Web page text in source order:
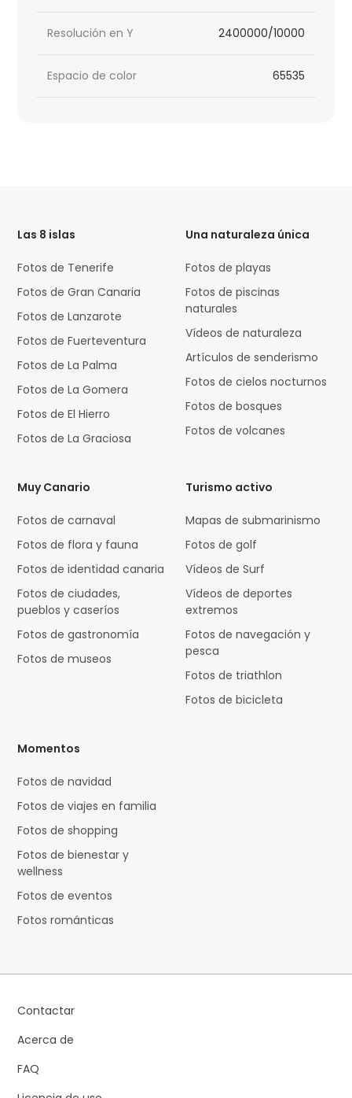
Resolución en Y 2400000/10000
Espacio de color 65535
Las 8 islas
Fotos de Tenerife
Fotos de Gran Canaria
Fotos de Lanzarote
Fotos de Fuerteventura
Fotos de La Palma
Fotos de La Gomera
Fotos de El Hierro
Fotos de La Graciosa
Una naturaleza única
Fotos de playas
Fotos de piscinas
naturales
Vídeos de naturaleza
Artículos de senderismo
Fotos de cielos nocturnos
Fotos de bosques
Fotos de volcanes
Muy Canario
Fotos de carnaval
Fotos de flora y fauna
Fotos de identidad canaria
Fotos de ciudades,
pueblos y caseríos
Fotos de gastronomía
Fotos de museos
Turismo activo
Mapas de submarinismo
Fotos de golf
Vídeos de Surf
Vídeos de deportes
extremos
Fotos de navegación y
pesca
Fotos de triathlon
Fotos de bicicleta
Momentos
Fotos de navidad
Fotos de viajes en familia
Fotos de shopping
Fotos de bienestar y
wellness
Fotos de eventos
Fotos románticas
Contactar
Acerca de
FAQ